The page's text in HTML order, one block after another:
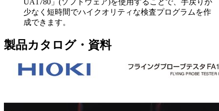
少なく短時間でハイクオリティな検査プログラムを作
成できます。
製品カタログ・資料